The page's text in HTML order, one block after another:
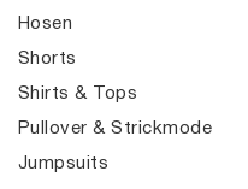
Hosen
Shorts
Shirts & Tops
Pullover & Strickmode
Jumpsuits